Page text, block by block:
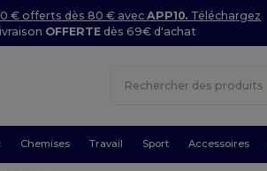
€ offerts dès 80 € avecAPP10. Téléchargez
OFFERTE dès 69€ d'achat
Chemises Travail Sport Accessoires